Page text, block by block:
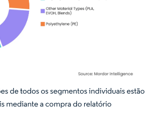
O reuso requer atribuição conforme CC BY 4.0.